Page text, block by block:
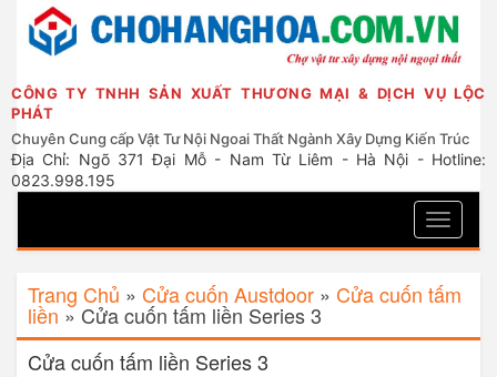
CÔNG TY TNHH SẢN XUẤT THƯƠNG MẠI & DỊCH VỤ LỘC
PHÁT
Chuyên Cung cấp Vật Tư Nội Ngoai Thất Ngành Xây Dựng Kiến Trúc
Địa Chỉ: Ngõ 371 Đại Mỗ - Nam Từ Liêm - Hà Nội - Hotline:
0823.998.195
Toggle
Trang Chủ » Cửa cuốn Austdoor » Cửa cuốn tấm
liền »Cửa cuốn tấm liền Series 3
Cửa cuốn tấm liền Series 3